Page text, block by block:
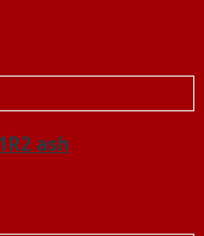
ash